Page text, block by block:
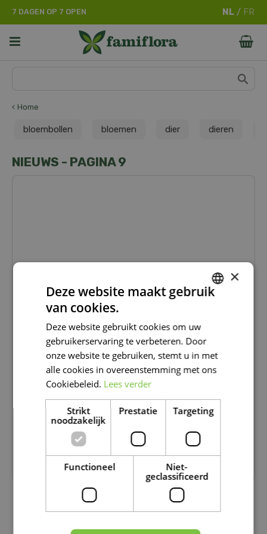
Home
7 DAGEN OP 7 OPEN
bloembollen bloemen dier dieren
NIEUWS - PAGINA 9
KERSTBOOM ERUIT, KAMERPLANT ERIN!
vaker gehoord hebben, maar er zit dan ook wat in. Na
de gezellige feestdagen met een mooi versierde en
verlichte kerstboom is het in januari opeens kil en
ongezellig in huis. Dus tijd voor wat planten!
Lees meer...
1 4 5 6 7 8 9
×
Deze website maakt gebruik
van cookies.
Deze website gebruikt cookies om uw
gebruikerservaring te verbeteren. Door
onze website te gebruiken, stemt u in met
alle cookies in overeenstemming met ons
Cookiebeleid. Lees verder
Strikt
noodzakelijk
Prestatie Targeting
Functioneel
Niet-
geclassificeerd